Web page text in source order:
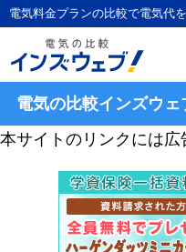
電気料金プランの比較で電気代を
電気の比較インズウェ
本サイトのリンクには広